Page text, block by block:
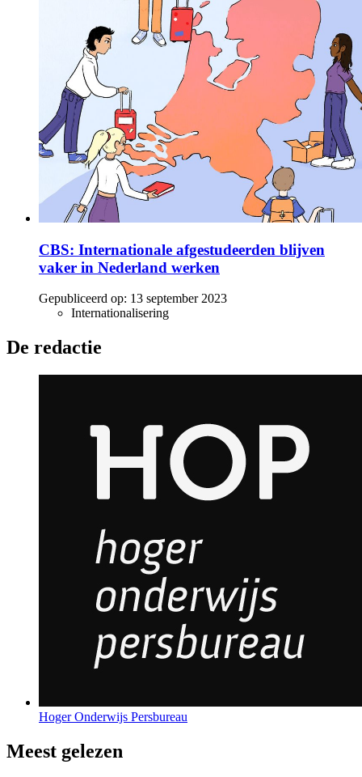
CBS: Internationale afgestudeerden blijven
vaker in Nederland werken
Gepubliceerd op: 13 september 2023
Internationalisering
De redactie
Hoger Onderwijs Persbureau
Meest gelezen